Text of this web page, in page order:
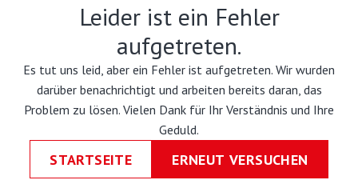
Leider ist ein Fehler
aufgetreten.
Es tut uns leid, aber ein Fehler ist aufgetreten. Wir wurden
darüber benachrichtigt und arbeiten bereits daran, das
Problem zu lösen. Vielen Dank für Ihr Verständnis und Ihre
Geduld.
STARTSEITE ERNEUT VERSUCHEN